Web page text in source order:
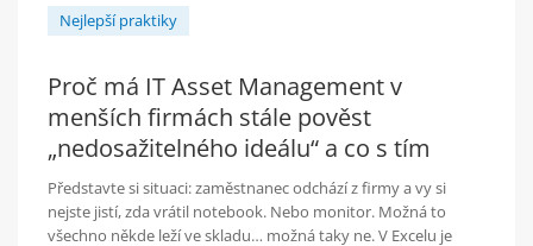
Nejlepší praktiky
Proč má IT Asset Management v
menších firmách stále pověst
„nedosažitelného ideálu“ a co s tím
Představte si situaci: zaměstnanec odchází z firmy a vy si
nejste jistí, zda vrátil notebook. Nebo monitor. Možná to
všechno někde leží ve skladu… možná taky ne. V Excelu je